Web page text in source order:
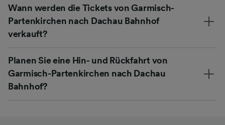
Wann werden die Tickets von Garmisch-
Partenkirchen nach Dachau Bahnhof
verkauft?
Planen Sie eine Hin- und Rückfahrt von
Garmisch-Partenkirchen nach Dachau
Bahnhof?